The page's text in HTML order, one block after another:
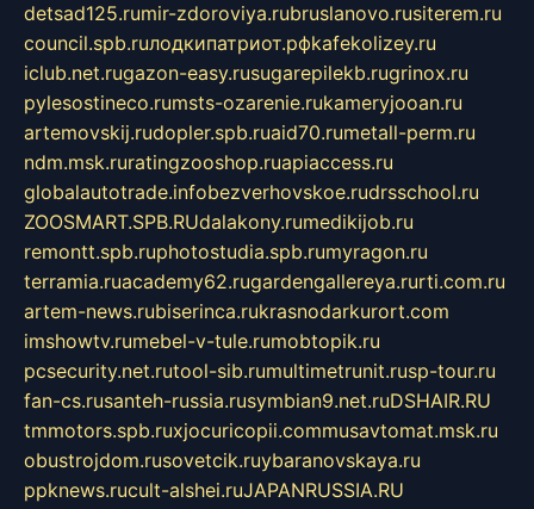
detsad125.rumir-zdoroviya.rubruslanovo.rusiterem.ru
council.spb.ruлодкипатриот.рфkafekolizey.ru
iclub.net.rugazon-easy.rusugarepilekb.rugrinox.ru
pylesostineco.rumsts-ozarenie.rukameryjooan.ru
artemovskij.rudopler.spb.ruaid70.rumetall-perm.ru
ndm.msk.ruratingzooshop.ruapiaccess.ru
globalautotrade.infobezverhovskoe.rudrsschool.ru
ZOOSMART.SPB.RUdalakony.rumedikijob.ru
remontt.spb.ruphotostudia.spb.rumyragon.ru
terramia.ruacademy62.rugardengallereya.rurti.com.ru
artem-news.rubiserinca.rukrasnodarkurort.com
imshowtv.rumebel-v-tule.rumobtopik.ru
pcsecurity.net.rutool-sib.rumultimetrunit.rusp-tour.ru
fan-cs.rusanteh-russia.rusymbian9.net.ruDSHAIR.RU
tmmotors.spb.ruxjocuricopii.commusavtomat.msk.ru
obustrojdom.rusovetcik.ruybaranovskaya.ru
ppknews.rucult-alshei.ruJAPANRUSSIA.RU